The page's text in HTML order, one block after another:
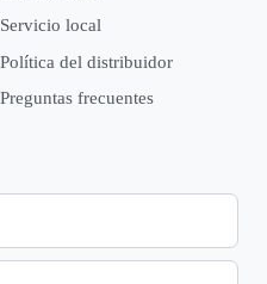
Servicio local
Política del distribuidor
Preguntas frecuentes